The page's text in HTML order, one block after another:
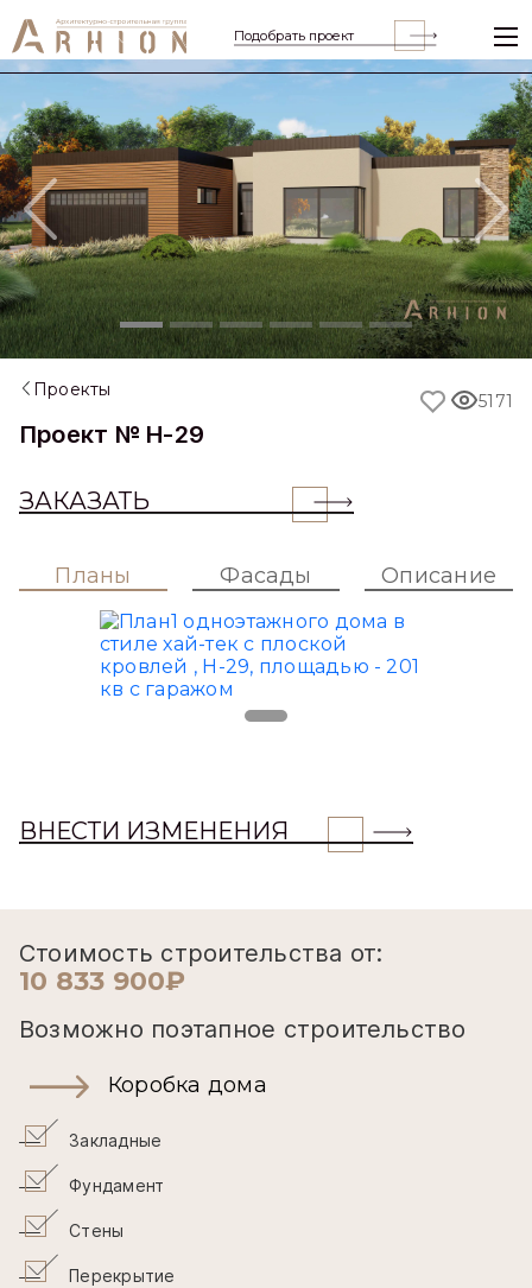
Подобрать проект
Previous
Проекты
Проект № H-29
ЗАКАЗАТЬ
5171
Планы Фасады Описание
ВНЕСТИ ИЗМЕНЕНИЯ
Стоимость строительства от:
10 833 900₽
Возможно поэтапное строительство
Коробка дома
Закладные
Фундамент
Стены
Перекрытие